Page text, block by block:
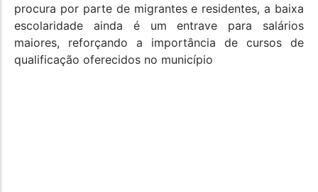
procura por parte de migrantes e residentes, a baixa
escolaridade ainda é um entrave para salários
maiores, reforçando a importância de cursos de
qualificação oferecidos no município